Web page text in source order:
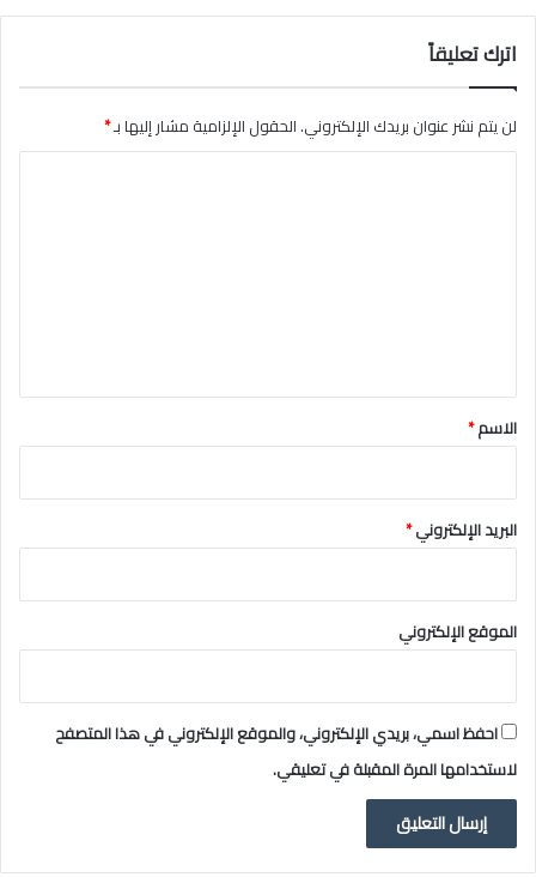
س
ا
م
ل
اترك تعليقاً
لن يتم نشر عنوان بريدك الإلكتروني.الحقول الإلزامية مشار إليها بـ*
*
الاسم*
البريد الإلكتروني*
الموقع الإلكتروني
احفظ اسمي، بريدي الإلكتروني، والموقع الإلكتروني في هذا المتصفح
لاستخدامها المرة المقبلة في تعليقي.